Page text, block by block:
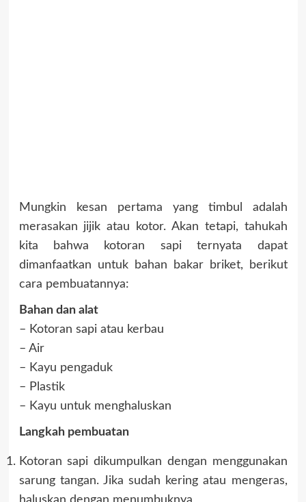
Mungkin kesan pertama yang timbul adalah
merasakan jijik atau kotor. Akan tetapi, tahukah
kita bahwa kotoran sapi ternyata dapat
dimanfaatkan untuk bahan bakar briket, berikut
cara pembuatannya:
Bahan dan alat
– Kotoran sapi atau kerbau
– Air
– Kayu pengaduk
– Plastik
– Kayu untuk menghaluskan
Langkah pembuatan
Kotoran sapi dikumpulkan dengan menggunakan
sarung tangan. Jika sudah kering atau mengeras,